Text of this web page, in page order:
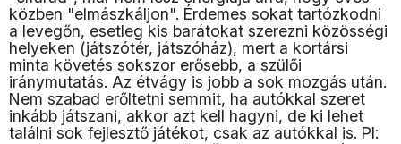
közben "elmászkáljon". Érdemes sokat tartózkodni
a levegőn, esetleg kis barátokat szerezni közösségi
helyeken (játszótér, játszóház), mert a kortársi
minta követés sokszor erősebb, a szülői
iránymutatás. Az étvágy is jobb a sok mozgás után.
Nem szabad erőltetni semmit, ha autókkal szeret
inkább játszani, akkor azt kell hagyni, de ki lehet
találni sok fejlesztő játékot, csak az autókkal is. Pl: